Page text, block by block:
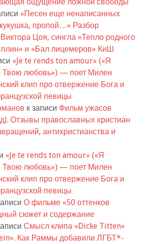
«Песен еще ненаписанных
пропой…» Разбор
Цоя, сингла «Тепло родного
и «Бал лицемеров» КиШ
«Je te rends ton amour» («Я
Твою любовь») — поет Милен
клип про отвержение Бога и
певицы
к записи Фильм ужасов
Отзывы православных христиан
антихристианства и
«Je te rends ton amour» («Я
Твою любовь») — поет Милен
клип про отвержение Бога и
певицы
О фильме «50 оттенков
сюжет и содержание
Смысл клипа «Dicke Titten»
Как Раммы добавили ЛГБТ*-